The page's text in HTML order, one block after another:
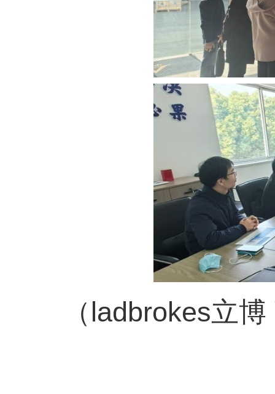
（ladbrokes立